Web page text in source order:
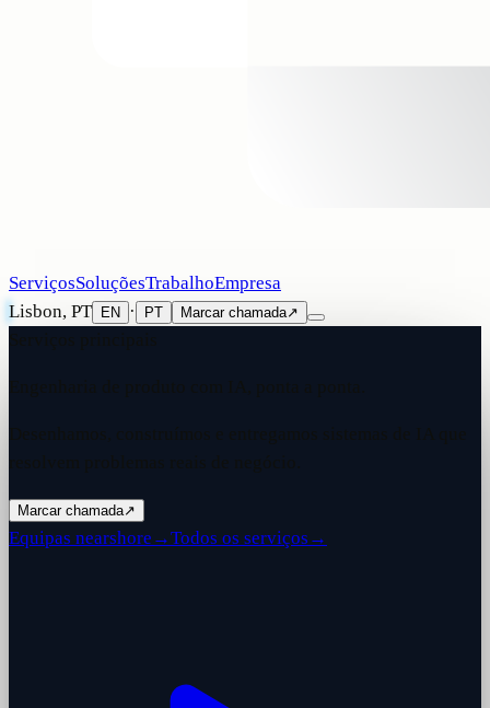
ServiçosSoluçõesTrabalhoEmpresa
Lisbon, PT
EN · PT Marcar chamada↗
Marcar chamada↗
Equipas nearshore →Todos os serviços →